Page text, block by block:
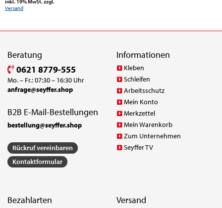
inkl. 19% MwSt. zzgl.
Versand
Beratung
0621 8779-555
Mo. – Fr.: 07:30 – 16:30 Uhr
anfrage@seyffer.shop
B2B E-Mail-Bestellungen
bestellung@seyffer.shop
Rückruf vereinbaren
Kontaktformular
Informationen
Kleben
Schleifen
Arbeitsschutz
Mein Konto
Merkzettel
Mein Warenkorb
Zum Unternehmen
Seyffer TV
Bezahlarten Versand